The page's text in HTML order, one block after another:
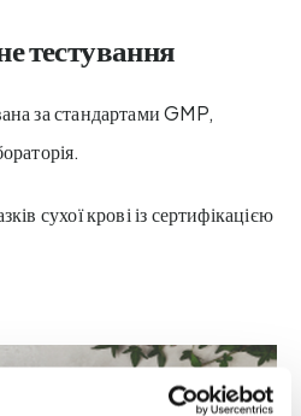
тестування
за стандартами GMP,
сухої крові із сертифікацією